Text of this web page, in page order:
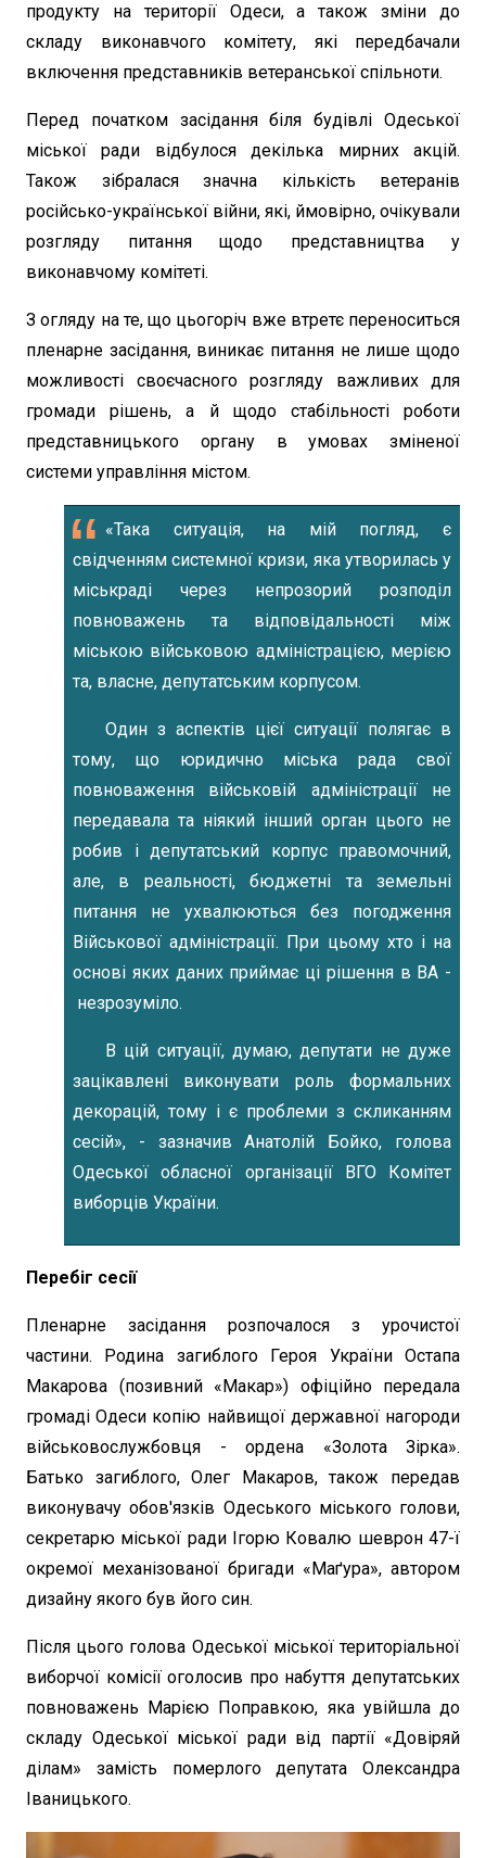
продукту на території Одеси, а також зміни до
складу виконавчого комітету, які передбачали
включення представників ветеранської спільноти.
Перед початком засідання біля будівлі Одеської
міської ради відбулося декілька мирних акцій.
Також зібралася значна кількість ветеранів
російсько-української війни, які, ймовірно, очікували
розгляду питання щодо представництва у
виконавчому комітеті.
З огляду на те, що цьогоріч вже втретє переноситься
пленарне засідання, виникає питання не лише щодо
можливості своєчасного розгляду важливих для
громади рішень, а й щодо стабільності роботи
представницького органу в умовах зміненої
системи управління містом.
«Така ситуація, на мій погляд, є
свідченням системної кризи, яка утворилась у
міськраді через непрозорий розподіл
повноважень та відповідальності між
міською військовою адміністрацією, мерією
та, власне, депутатським корпусом.
Один з аспектів цієї ситуації полягає в
тому, що юридично міська рада свої
повноваження військовій адміністрації не
передавала та ніякий інший орган цього не
робив і депутатський корпус правомочний,
але, в реальності, бюджетні та земельні
питання не ухвалюються без погодження
Військової адміністрації. При цьому хто і на
основі яких даних приймає ці рішення в ВА -
незрозуміло.
В цій ситуації, думаю, депутати не дуже
зацікавлені виконувати роль формальних
декорацій, тому і є проблеми з скликанням
сесій», - зазначив Анатолій Бойко, голова
Одеської обласної організації ВГО Комітет
виборців України.
Перебіг сесії
Пленарне засідання розпочалося з урочистої
частини. Родина загиблого Героя України Остапа
Макарова (позивний «Макар») офіційно передала
громаді Одеси копію найвищої державної нагороди
військовослужбовця - ордена «Золота Зірка».
Батько загиблого, Олег Макаров, також передав
виконувачу обов'язків Одеського міського голови,
секретарю міської ради Ігорю Ковалю шеврон 47-ї
окремої механізованої бригади «Маґура», автором
дизайну якого був його син.
Після цього голова Одеської міської територіальної
виборчої комісії оголосив про набуття депутатських
повноважень Марією Поправкою, яка увійшла до
складу Одеської міської ради від партії «Довіряй
ділам» замість померлого депутата Олександра
Іваницького.